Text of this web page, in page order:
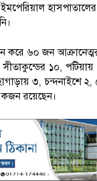
করে ৬০ জন
সীতাকুন্ডের ১০,
৩, চন্দনাইশে ২,
রয়েছেন।